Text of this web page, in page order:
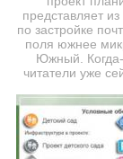
представляет
по застройке
поля южнее
Южный. Когда-
читатели уже